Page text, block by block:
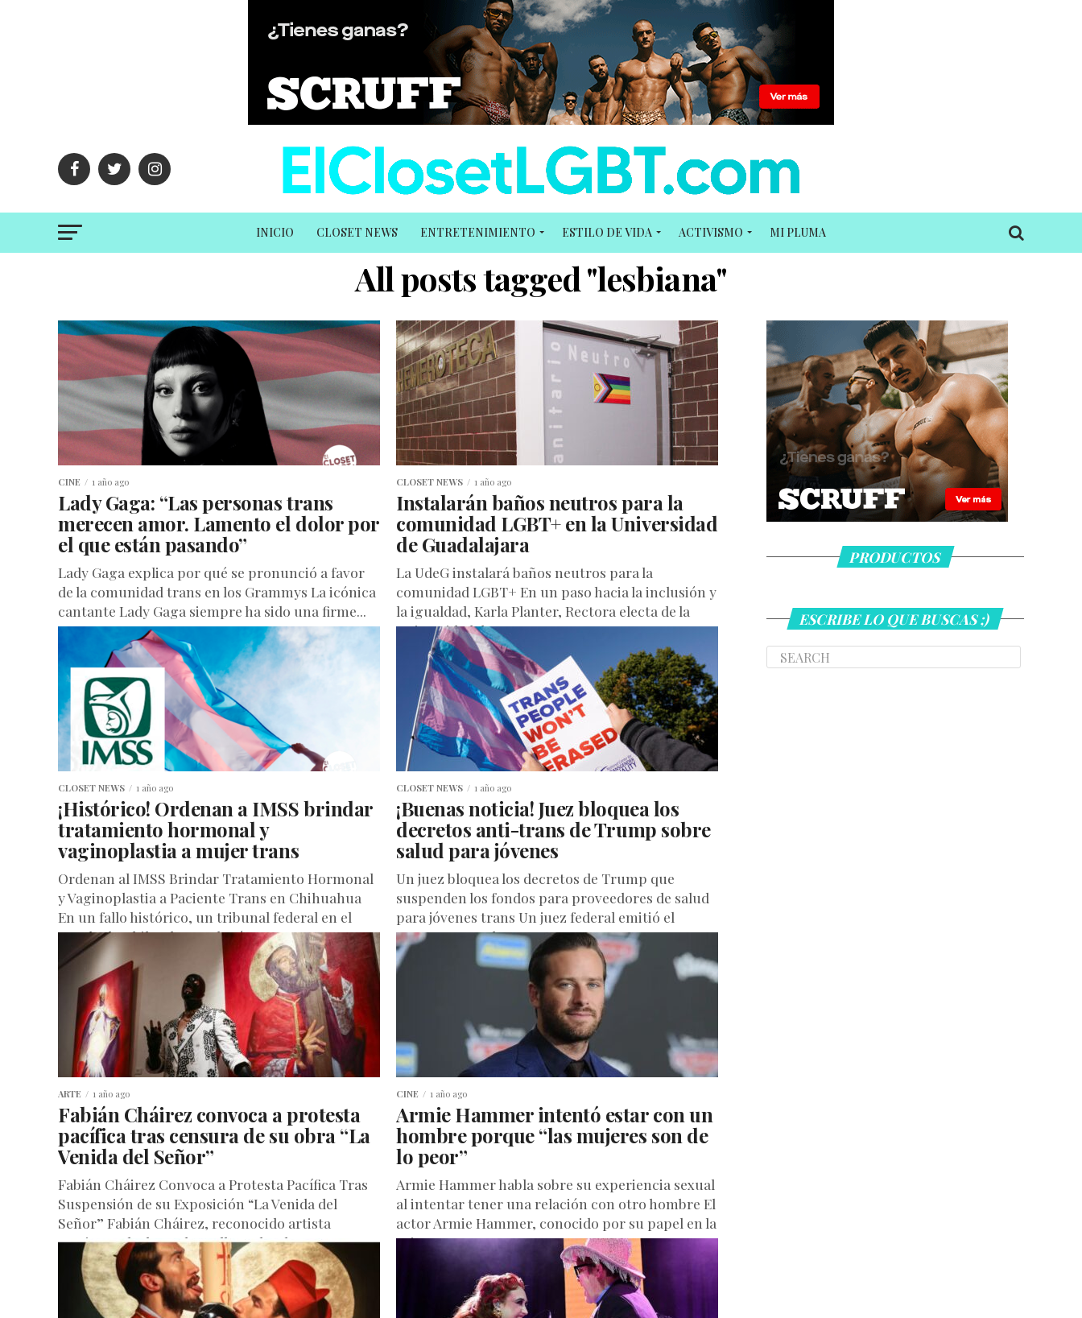
INICIO CLOSET NEWS ENTRETENIMIENTO ESTILO DE VIDA ACTIVISMO MI PLUMA
All posts tagged "lesbiana"
CINE 1 año ago
Lady Gaga: “Las personas trans
merecen amor. Lamento el dolor por
el que están pasando”
Lady Gaga explica por qué se pronunció a favor
de la comunidad trans en los Grammys La icónica
cantante Lady Gaga siempre ha sido una firme...
CLOSET NEWS 1 año ago
Instalarán baños neutros para la
comunidad LGBT+ en la Universidad
de Guadalajara
La UdeG instalará baños neutros para la
comunidad LGBT+ En un paso hacia la inclusión y
la igualdad, Karla Planter, Rectora electa de la
Universidad de...
CLOSET NEWS 1 año ago
¡Histórico! Ordenan a IMSS brindar
tratamiento hormonal y
vaginoplastia a mujer trans
Ordenan al IMSS Brindar Tratamiento Hormonal
y Vaginoplastia a Paciente Trans en Chihuahua
En un fallo histórico, un tribunal federal en el
estado de Chihuahua ordenó...
CLOSET NEWS 1 año ago
¡Buenas noticia! Juez bloquea los
decretos anti-trans de Trump sobre
salud para jóvenes
Un juez bloquea los decretos de Trump que
suspenden los fondos para proveedores de salud
para jóvenes trans Un juez federal emitió el
martes una orden...
ARTE 1 año ago
Fabián Cháirez convoca a protesta
pacífica tras censura de su obra “La
Venida del Señor”
Fabián Cháirez Convoca a Protesta Pacífica Tras
Suspensión de su Exposición “La Venida del
Señor” Fabián Cháirez, reconocido artista
mexicano, ha lanzado un llamado a la...
CINE 1 año ago
Armie Hammer intentó estar con un
hombre porque “las mujeres son de
lo peor”
Armie Hammer habla sobre su experiencia sexual
al intentar tener una relación con otro hombre El
actor Armie Hammer, conocido por su papel en la
exitosa...
PRODUCTOS
ESCRIBE LO QUE BUSCAS ;)